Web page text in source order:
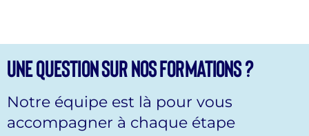
Une question sur nos formations ?
Notre équipe est là pour vous
accompagner à chaque étape